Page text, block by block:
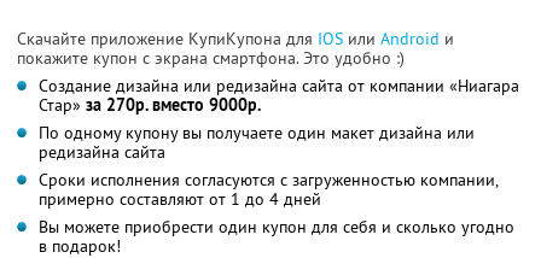
Скачайте приложение КупиКупона для IOS или Android и
покажите купон с экрана смартфона. Это удобно :)
Создание дизайна или редизайна сайта от компании «Ниагара
Стар» за 270р. вместо 9000р.
По одному купону вы получаете один макет дизайна или
редизайна сайта
Сроки исполнения согласуются с загруженностью компании,
примерно составляют от 1 до 4 дней
Вы можете приобрести один купон для себя и сколько угодно
в подарок!